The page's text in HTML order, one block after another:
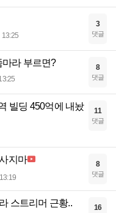
13:25
3
댓글
라 부르면? 8
댓글
빌딩 450억에 내놨
11
댓글
지마
13:19
8
댓글
스트리머 근황.. 16